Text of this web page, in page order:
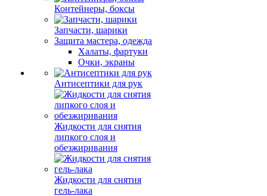
Контейнеры, боксы
Запчасти, шарики
Защита мастера, одежда
Халаты, фартуки
Очки, экраны
Антисептики для рук
Жидкости для снятия
липкого слоя и
обезжиривания
Жидкости для снятия
гель-лака